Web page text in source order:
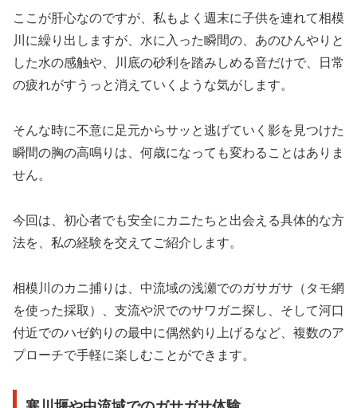
ここが肝心なのですが、私もよく週末に子供を連れて相模
川に繰り出しますが、水に入った瞬間の、あのひんやりと
した水の感触や、川底の砂利を踏みしめる音だけで、日常
の疲れがすうっと消えていくような気がします。
そんな時に不意に足元からサッと逃げていく影を見つけた
瞬間の胸の高鳴りは、何歳になっても変わることはありま
せん。
今回は、初心者でも安全にカニたちと出会える具体的な方
法を、私の経験を交えてご紹介します。
相模川のカニ捕りは、中流域の浅瀬でのガサガサ（タモ網
を使った採取）、支流や沢でのサワガニ探し、そして河口
付近でのハゼ釣りの最中に偶然釣り上げるなど、複数のア
プローチで手軽に楽しむことができます。